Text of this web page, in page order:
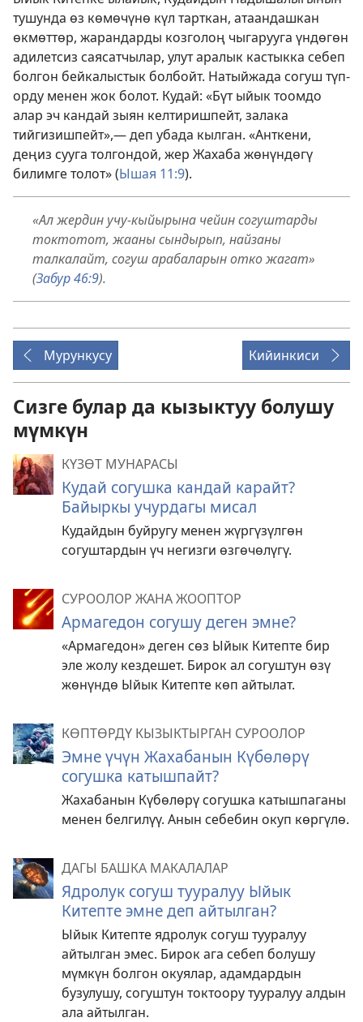
тушунда өз көмөчүнө күл тарткан, атаандашкан
өкмөттөр, жарандарды козголоң чыгарууга үндөгөн
адилетсиз саясатчылар, улут аралык кастыкка себеп
болгон бейкалыстык болбойт. Натыйжада согуш түп-
орду менен жок болот. Кудай: «Бүт ыйык тоомдо
алар эч кандай зыян келтиришпейт, залака
тийгизишпейт»,— деп убада кылган. «Анткени,
деңиз сууга толгондой, жер Жахаба жөнүндөгү
билимге толот» (Ышая 11:9).
«Ал жердин учу-кыйырына чейин согуштарды
токтотот, жааны сындырып, найзаны
талкалайт, согуш арабаларын отко жагат»
(Забур 46:9).
Мурункусу Кийинкиси
Сизге булар да кызыктуу болушу
мүмкүн
КҮЗӨТ МУНАРАСЫ
Кудай согушка кандай карайт?
Байыркы учурдагы мисал
Кудайдын буйругу менен жүргүзүлгөн
согуштардын үч негизги өзгөчөлүгү.
СУРООЛОР ЖАНА ЖООПТОР
Армагедон согушу деген эмне?
«Армагедон» деген сөз Ыйык Китепте бир
эле жолу кездешет. Бирок ал согуштун өзү
жөнүндө Ыйык Китепте көп айтылат.
КӨПТӨРДҮ КЫЗЫКТЫРГАН СУРООЛОР
Эмне үчүн Жахабанын Күбөлөрү
согушка катышпайт?
Жахабанын Күбөлөрү согушка катышпаганы
менен белгилүү. Анын себебин окуп көргүлө.
ДАГЫ БАШКА МАКАЛАЛАР
Ядролук согуш тууралуу Ыйык
Китепте эмне деп айтылган?
Ыйык Китепте ядролук согуш тууралуу
айтылган эмес. Бирок ага себеп болушу
мүмкүн болгон окуялар, адамдардын
бузулушу, согуштун токтоору тууралуу алдын
ала айтылган.